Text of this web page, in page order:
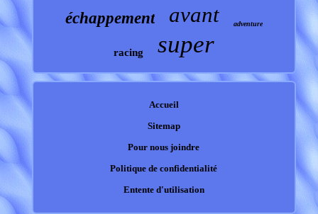
échappement avant adventure
racing super
Accueil
Sitemap
Pour nous joindre
Politique de confidentialité
Entente d'utilisation